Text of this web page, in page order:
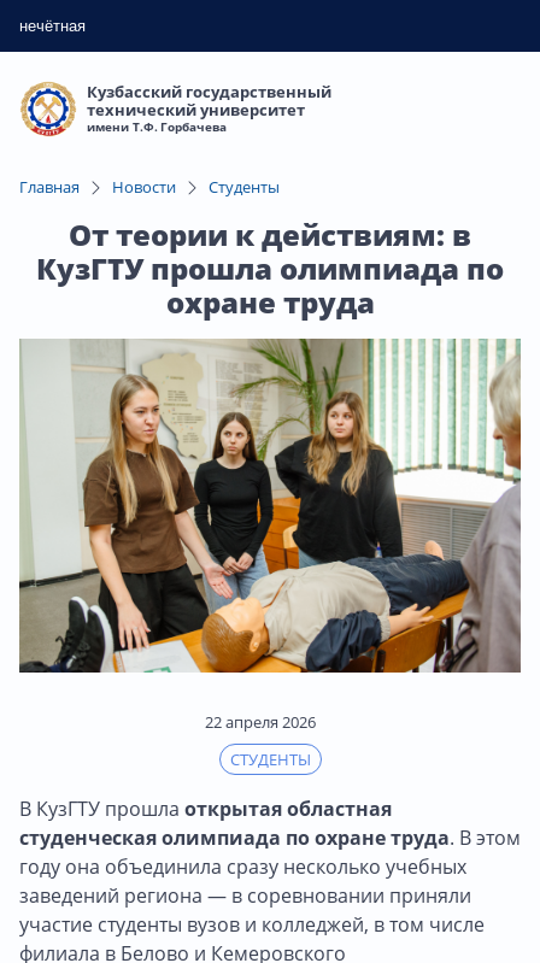
нечётная
Кузбасский государственный
технический университет
имени Т.Ф. Горбачева
Главная Новости Студенты
От теории к действиям: в
КузГТУ прошла олимпиада по
охране труда
22 апреля 2026
СТУДЕНТЫ
В КузГТУ прошла открытая областная
студенческая олимпиада по охране труда. В этом
году она объединила сразу несколько учебных
заведений региона — в соревновании приняли
участие студенты вузов и колледжей, в том числе
филиала в Белово и Кемеровского